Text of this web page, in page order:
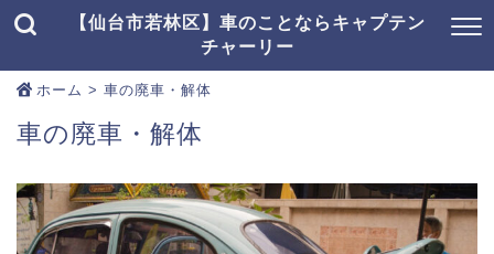
【仙台市若林区】車のことならキャプテン
チャーリー
ホーム > 車の廃車・解体
車の廃車・解体